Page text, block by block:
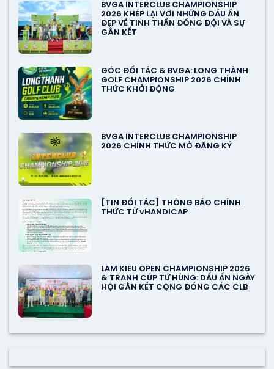
BVGA INTERCLUB CHAMPIONSHIP
2026 KHÉP LẠI VỚI NHỮNG DẤU ẤN
ĐẸP VỀ TINH THẦN ĐỒNG ĐỘI VÀ SỰ
GẮN KẾT
GÓC ĐỐI TÁC & BVGA: LONG THÀNH
GOLF CHAMPIONSHIP 2026 CHÍNH
THỨC KHỞI ĐỘNG
BVGA INTERCLUB CHAMPIONSHIP
2026 CHÍNH THỨC MỞ ĐĂNG KÝ
[TIN ĐỐI TÁC] THÔNG BÁO CHÍNH
THỨC TỪ vHANDICAP
LAM KIEU OPEN CHAMPIONSHIP 2026
& TRANH CÚP TỨ HÙNG: DẤU ẤN NGÀY
HỘI GẮN KẾT CỘNG ĐỒNG CÁC CLB